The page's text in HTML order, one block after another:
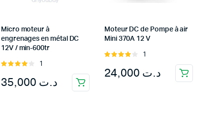
Micro moteur à
engrenages en métal DC
12V / min-600tr
Rated
of 5
1
د.ت
Moteur DC de Pompe à air
Mini 370A 12 V
Rated
of 5
1
د.ت